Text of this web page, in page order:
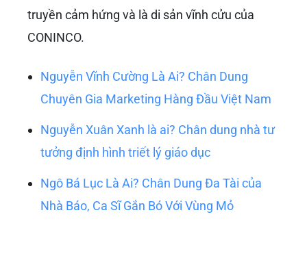
truyền cảm hứng và là di sản vĩnh cửu của
CONINCO.
Nguyễn Vĩnh Cường Là Ai? Chân Dung
Chuyên Gia Marketing Hàng Đầu Việt Nam
Nguyễn Xuân Xanh là ai? Chân dung nhà tư
tưởng định hình triết lý giáo dục
Ngô Bá Lục Là Ai? Chân Dung Đa Tài của
Nhà Báo, Ca Sĩ Gắn Bó Với Vùng Mỏ